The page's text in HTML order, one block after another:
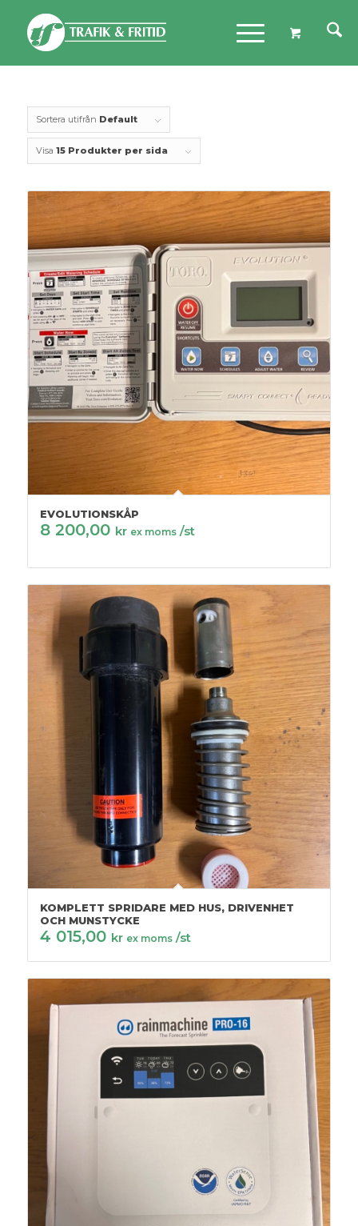
Sortera utifrån Default
Visa 15 Produkter per sida
EVOLUTIONSKÅP
8 200,00 kr ex moms /st
KOMPLETT SPRIDARE MED HUS, DRIVENHET
OCH MUNSTYCKE
4 015,00 kr ex moms /st